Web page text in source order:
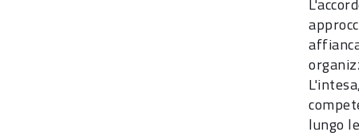
lungo